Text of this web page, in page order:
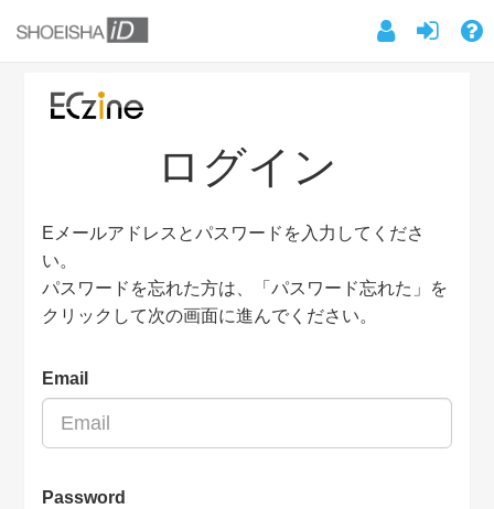
ログイン
Eメールアドレスとパスワードを入力してくださ
い。
パスワードを忘れた方は、「パスワード忘れた」を
クリックして次の画面に進んでください。
Email
Password